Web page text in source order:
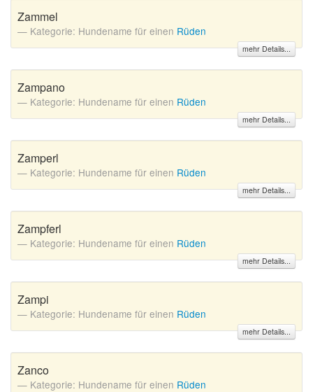
Zammel
Kategorie: Hundename für einen Rüden
mehr Details...
Zampano
Kategorie: Hundename für einen Rüden
mehr Details...
Zamperl
Kategorie: Hundename für einen Rüden
mehr Details...
Zampferl
Kategorie: Hundename für einen Rüden
mehr Details...
Zampi
Kategorie: Hundename für einen Rüden
mehr Details...
Zanco
Kategorie: Hundename für einen Rüden